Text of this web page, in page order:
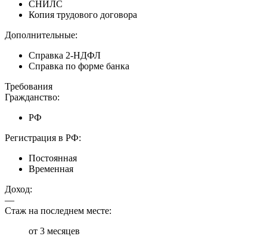
СНИЛС
Копия трудового договора
Дополнительные:
Справка 2-НДФЛ
Справка по форме банка
Требования
Гражданство:
РФ
Регистрация в РФ:
Постоянная
Временная
Доход:
—
Стаж на последнем месте:
от 3 месяцев